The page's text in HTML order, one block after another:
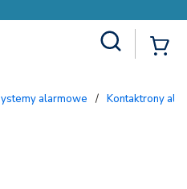
Systemy alarmowe / Kontaktrony